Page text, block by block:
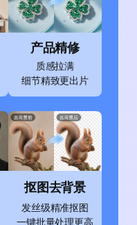
产品精修
质感拉满
细节精致更出片
抠图去背景
发丝级精准抠图
一键批量处理更高